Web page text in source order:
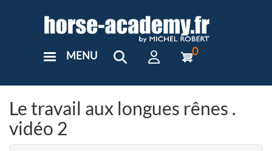
User
MENU 0
Le travail aux longues rênes .
vidéo 2